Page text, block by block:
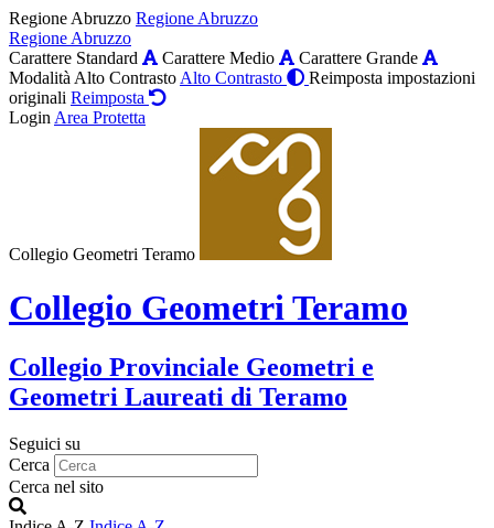
Regione Abruzzo Regione Abruzzo
Regione Abruzzo
Carattere Standard
Carattere Medio
Carattere Grande
Modalità Alto Contrasto Alto Contrasto
Reimposta impostazioni
originali Reimposta
Login Area Protetta
Collegio Geometri Teramo
Collegio Geometri Teramo
Collegio Provinciale Geometri e
Geometri Laureati di Teramo
Seguici su
Cerca
Cerca nel sito